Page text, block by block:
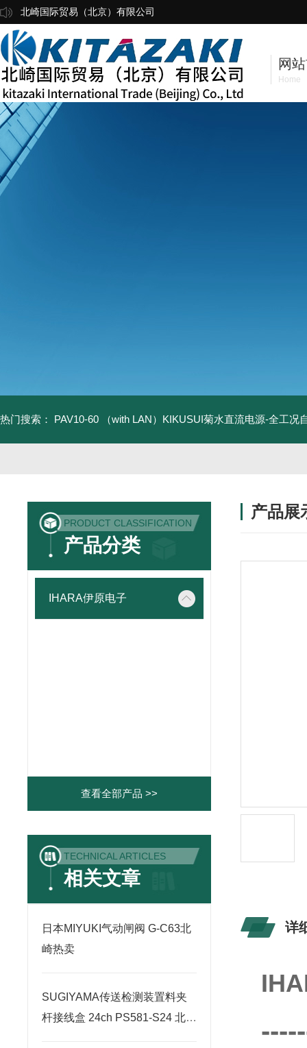
北崎国际贸易（北京）有限公司
网
Home
热门搜索： PAV10-60 （with LAN）KIKUSUI菊水直流电源-全工况
PRODUCT CLASSIFICATION
产品分类
IHARA伊原电子
查看全部产品 >>
TECHNICAL ARTICLES
相关文章
日本MIYUKI气动闸阀 G-C63北
崎热卖
SUGIYAMA传送检测装置料夹
杆接线盒 24ch PS581-S24 北崎
产品展
详